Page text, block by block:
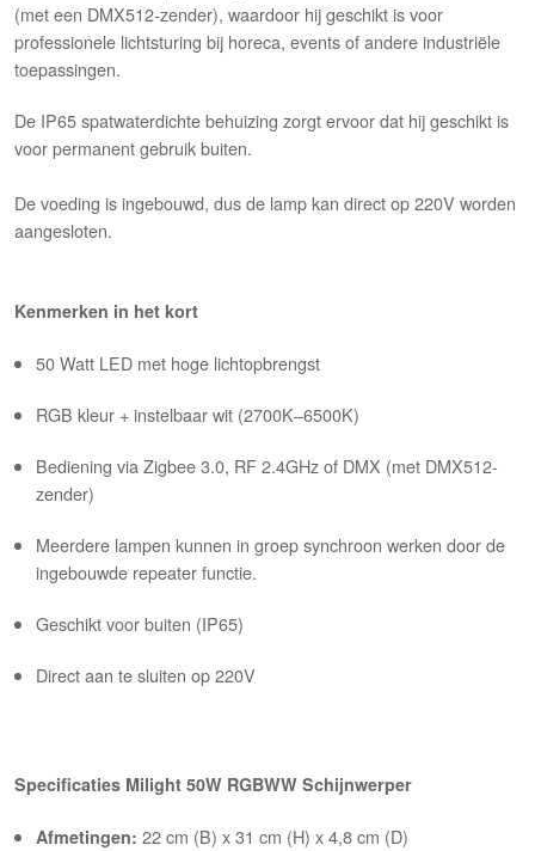
(met een DMX512-zender), waardoor hij geschikt is voor
professionele lichtsturing bij horeca, events of andere industriële
toepassingen.
De IP65 spatwaterdichte behuizing zorgt ervoor dat hij geschikt is
voor permanent gebruik buiten.
De voeding is ingebouwd, dus de lamp kan direct op 220V worden
aangesloten.
Kenmerken in het kort
50 Watt LED met hoge lichtopbrengst
RGB kleur + instelbaar wit (2700K–6500K)
Bediening via Zigbee 3.0, RF 2.4GHz of DMX (met DMX512-
zender)
Meerdere lampen kunnen in groep synchroon werken door de
ingebouwde repeater functie.
Geschikt voor buiten (IP65)
Direct aan te sluiten op 220V
Specificaties Milight 50W RGBWW Schijnwerper
Afmetingen: 22 cm (B) x 31 cm (H) x 4,8 cm (D)